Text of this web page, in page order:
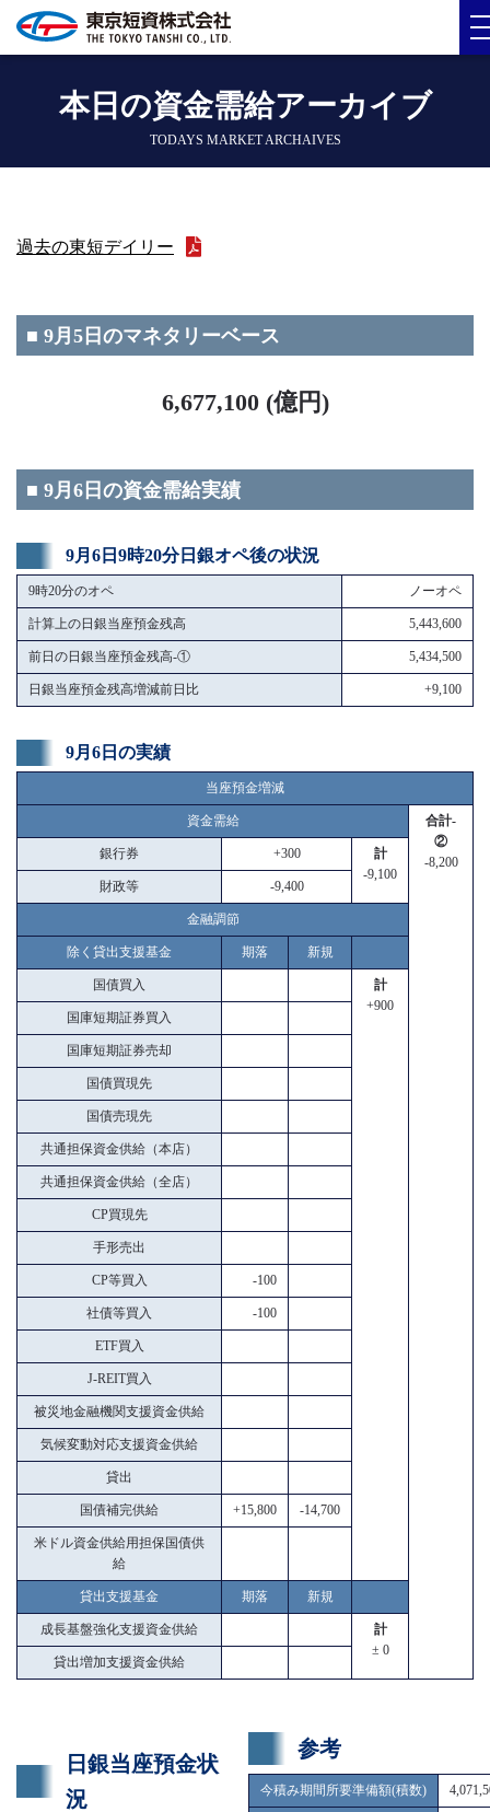
本日の資金需給アーカイブ
TODAYS MARKET ARCHAIVES
過去の東短デイリー
■ 9月5日のマネタリーベース
6,677,100 (億円)
■ 9月6日の資金需給実績
9月6日9時20分日銀オペ後の状況
9時20分のオペ ノーオペ
計算上の日銀当座預金残高 5,443,600
前日の日銀当座預金残高-① 5,434,500
日銀当座預金残高増減前日比 +9,100
9月6日の実績
当座預金増減
資金需給
合計-
②
-8,200
銀行券 +300
計
-9,100
財政等 -9,400
金融調節
除く貸出支援基金 期落 新規
国債買入
計
+900
国庫短期証券買入
国庫短期証券売却
国債買現先
国債売現先
共通担保資金供給（本店）
共通担保資金供給（全店）
CP買現先
手形売出
CP等買入 -100
社債等買入 -100
ETF買入
J-REIT買入
被災地金融機関支援資金供給
気候変動対応支援資金供給
貸出
国債補完供給 +15,800 -14,700
米ドル資金供給用担保国債供
給
貸出支援基金 期落 新規
成長基盤強化支援資金供給
計
± 0
貸出増加支援資金供給
日銀当座預金状
況
参考
今積み期間所要準備額(積数)